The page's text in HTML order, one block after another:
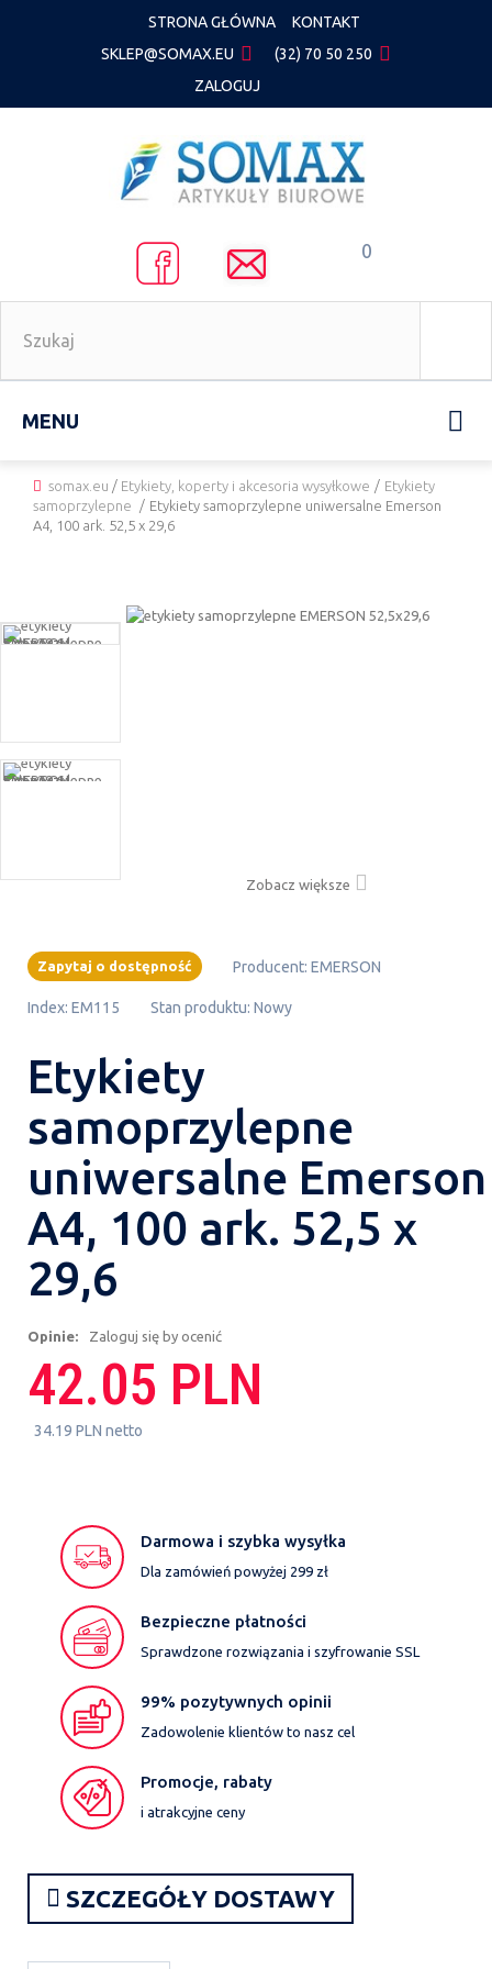
STRONA GŁÓWNA
KONTAKT
SKLEP@SOMAX.EU
(32) 70 50 250
ZALOGUJ
0
MENU
somax.eu / Etykiety, koperty i akcesoria wysyłkowe / Etykiety
samoprzylepne
/ Etykiety samoprzylepne uniwersalne Emerson
A4, 100 ark. 52,5 x 29,6
Zobacz większe
Zapytaj o dostępność Producent: EMERSON
Index: EM115 Stan produktu: Nowy
Etykiety
samoprzylepne
uniwersalne Emerson
A4, 100 ark. 52,5 x
29,6
Opinie: Zaloguj się by ocenić
42.05 PLN
34.19 PLN netto
Darmowa i szybka wysyłka
Dla zamówień powyżej 299 zł
Bezpieczne płatności
Sprawdzone rozwiązania i szyfrowanie SSL
99% pozytywnych opinii
Zadowolenie klientów to nasz cel
Promocje, rabaty
i atrakcyjne ceny
SZCZEGÓŁY DOSTAWY